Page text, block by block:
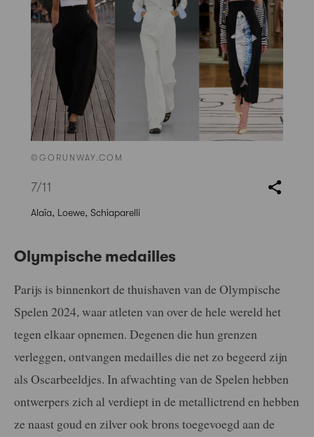
©GORUNWAY.COM
7/11
Alaïa, Loewe, Schiaparelli
Olympische medailles
Parijs is binnenkort de thuishaven van de Olympische
Spelen 2024, waar atleten van over de hele wereld het
tegen elkaar opnemen. Degenen die hun grenzen
verleggen, ontvangen medailles die net zo begeerd zijn
als Oscarbeeldjes. In afwachting van de Spelen hebben
ontwerpers zich al verdiept in de metallictrend en hebben
ze naast goud en zilver ook brons toegevoegd aan de